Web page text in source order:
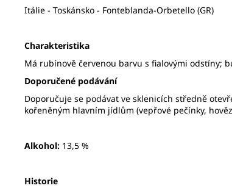
Itálie - Toskánsko - Fonteblanda-Orbetello (GR)
Charakteristika
Má rubínově červenou barvu s fialovými odstíny;
Doporučené podávání
Doporučuje se podávat ve sklenicích středně
kořeněným hlavním jídlům (vepřové pečínky,
Alkohol: 13,5 %
Historie